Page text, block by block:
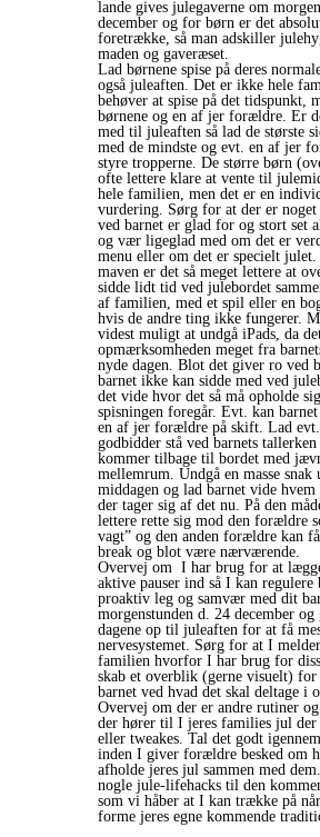
lande gives julegaverne om
december og for børn er det
foretrække, så man adskiller
maden og gaveræset.
Lad børnene spise på deres
også juleaften. Det er ikke hele
behøver at spise på det tidspunkt,
børnene og en af jer forældre. Er
med til juleaften så lad de største
med de mindste og evt. en af jer
styre tropperne. De større børn
ofte lettere klare at vente til
hele familien, men det er en
vurdering. Sørg for at der er noget
ved barnet er glad for og stort set
og vær ligeglad med om det er
menu eller om det er specielt
maven er det så meget lettere at
sidde lidt tid ved julebordet
af familien, med et spil eller en
hvis de andre ting ikke fungerer.
videst muligt at undgå iPads, da
opmærksomheden meget fra
nyde dagen. Blot det giver ro ved
barnet ikke kan sidde med ved
det vide hvor det så må opholde
spisningen foregår. Evt. kan barnet
en af jer forældre på skift. Lad
godbidder stå ved barnets tallerken
kommer tilbage til bordet med
mellemrum. Undgå en masse snak
middagen og lad barnet vide hvem
der tager sig af det nu. På den
lettere rette sig mod den forældre
vagt” og den anden forældre kan
break og blot være nærværende.
Overvej om I har brug for at
aktive pauser ind så I kan regulere
proaktiv leg og samvær med dit
morgenstunden d. 24 december og
dagene op til juleaften for at få
nervesystemet. Sørg for at I
familien hvorfor I har brug for
skab et overblik (gerne visuelt) for
barnet ved hvad det skal deltage i
Overvej om der er andre rutiner
der hører til I jeres families jul der
eller tweakes. Tal det godt
inden I giver forældre besked om
afholde jeres jul sammen med
nogle jule-lifehacks til den
som vi håber at I kan trække på
forme jeres egne kommende